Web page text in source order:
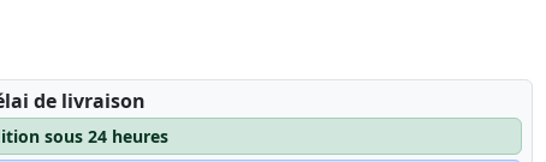
de livraison
sous 24 heures